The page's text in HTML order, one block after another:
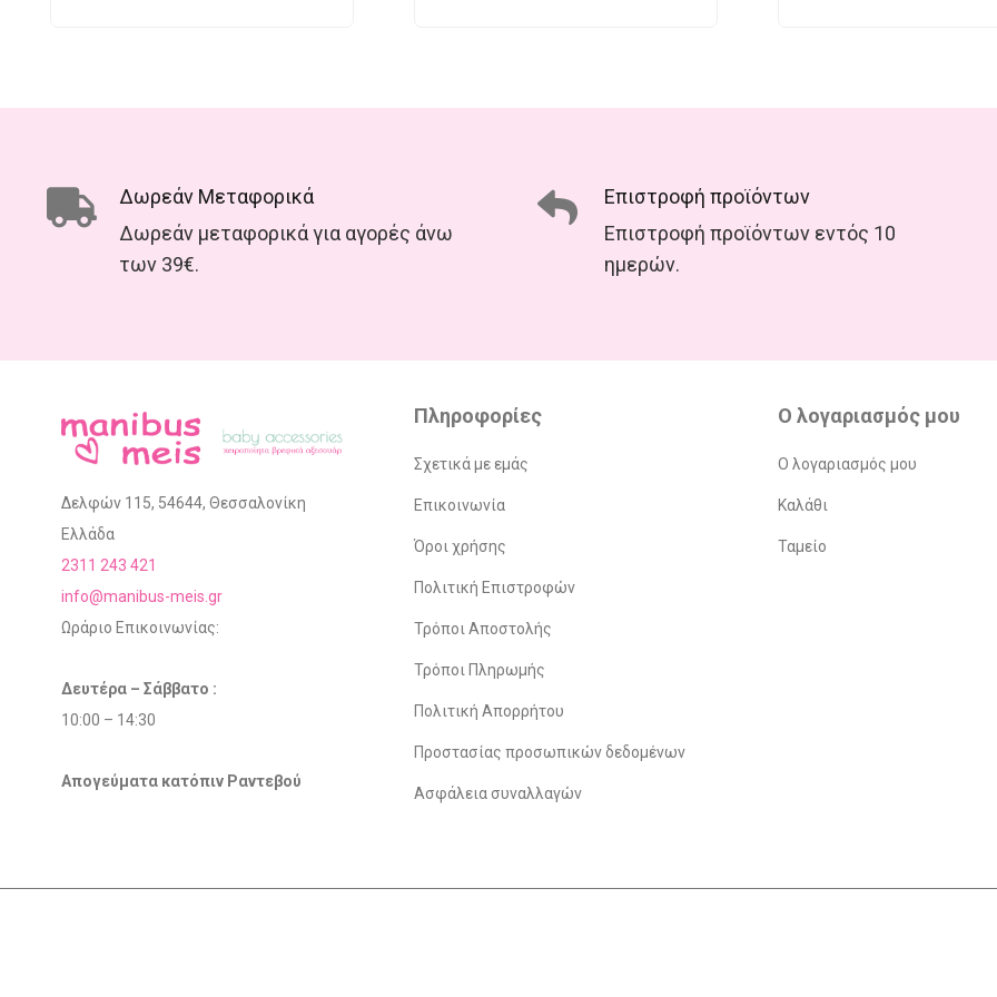
Δωρεάν Μεταφορικά
Δωρεάν μεταφορικά για αγορές άνω
των 39€.
Επιστροφή προϊόντων
Επιστροφή προϊόντων εντός 10
ημερών.
Δελφών 115, 54644, Θεσσαλονίκη
Ελλάδα
2311 243 421
info@manibus-meis.gr
Ωράριο Επικοινωνίας:
Δευτέρα – Σάββατο :
10:00 – 14:30
Απογεύματα κατόπιν Ραντεβού
Πληροφορίες
Σχετικά με εμάς
Επικοινωνία
Όροι χρήσης
Πολιτική Επιστροφών
Τρόποι Αποστολής
Τρόποι Πληρωμής
Πολιτική Απορρήτου
Προστασίας προσωπικών δεδομένων
Ασφάλεια συναλλαγών
Ο λογαριασμός μου
Ο λογαριασμός μου
Καλάθι
Ταμείο